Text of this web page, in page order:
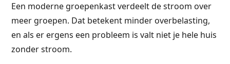
Een moderne groepenkast verdeelt de stroom over
meer groepen. Dat betekent minder overbelasting,
en als er ergens een probleem is valt niet je hele huis
zonder stroom.